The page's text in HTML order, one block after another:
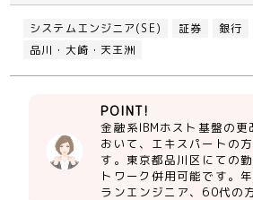
システムエンジニア(SE) 証券 銀行
品川・大崎・天王洲
POINT!
金融系IBMホスト基盤の更
おいて、エキスパートの
す。東京都品川区にての
トワーク併用可能です。
ランエンジニア、60代の